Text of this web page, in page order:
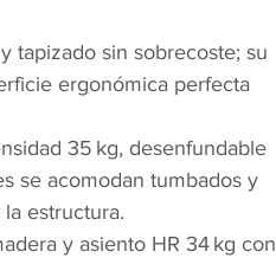
tapizado sin sobrecoste; su
ergonómica perfecta
35 kg, desenfundable
se acomodan tumbados y
estructura.
y asiento HR 34 kg con